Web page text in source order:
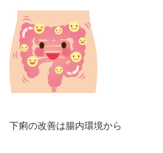
下痢の改善は腸内環境から